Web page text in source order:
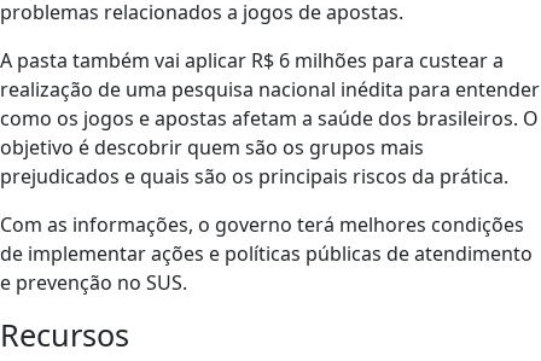
problemas relacionados a jogos de apostas.
A pasta também vai aplicar R$ 6 milhões para custear a
realização de uma pesquisa nacional inédita para entender
como os jogos e apostas afetam a saúde dos brasileiros. O
objetivo é descobrir quem são os grupos mais
prejudicados e quais são os principais riscos da prática.
Com as informações, o governo terá melhores condições
de implementar ações e políticas públicas de atendimento
e prevenção no SUS.
Recursos